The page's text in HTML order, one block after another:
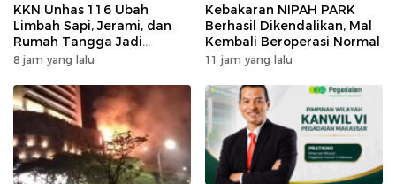
KKN Unhas 116 Ubah
Limbah Sapi, Jerami, dan
Rumah Tangga Jadi
Kompos di Bonto Tallasa
8 jam yang lalu
Kebakaran NIPAH PARK
Berhasil Dikendalikan, Mal
Kembali Beroperasi Normal
11 jam yang lalu